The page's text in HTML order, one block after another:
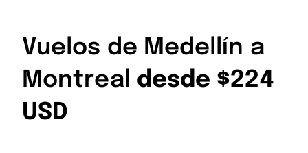
Vuelos de Medellín a
Montreal desde $224
USD